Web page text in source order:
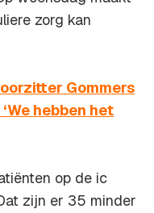
zorg kan
Gommers
hebben het
op de ic
zijn er 35 minder